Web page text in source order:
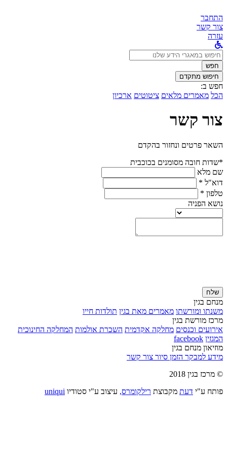
התחבר
צור קשר
עזרה
לחפש
ב:חפש
חיפוש מתקדם
חפש ב:
הכל מאמרים מלאים ציטוטים ארכיון
צור קשר
השאר פרטים ונחזור בהקדם
*שדות חובה מסומנים בכוכבית
שם מלא
דוא"ל *
טלפון *
נושא הפניה
שלח
מנחם בגין
משנתו ומורשתו מאמרים מאת בגין תולדות חייו
מרכז מורשת בגין
אירועים וכנסים מחלקה אקדמית השכרת אולמות המחלקה החינוכית
המגזין facebook
מוזיאון מנחם בגין
מידע למבקר הזמן סיור צור קשר
© מרכז בגין 2018
פותח ע"י דעת מקבוצת רילקומרס, עיצוב ע"י סטודיו uniqui